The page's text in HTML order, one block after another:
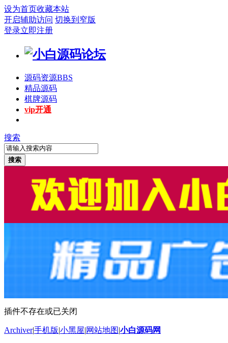
设为首页收藏本站
开启辅助访问 切换到窄版
登录立即注册
源码资源BBS
精品源码
棋牌源码
vip开通
搜索
搜索
插件不存在或已关闭
Archiver|手机版 小黑屋 网站地图 小白源码网